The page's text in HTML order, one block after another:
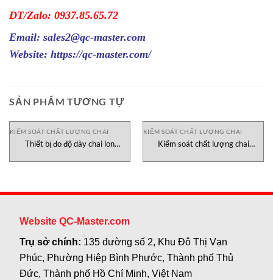
ĐT/Zalo: 0937.85.65.72
Email: sales2@qc-master.com
Website: https://qc-master.com/
SẢN PHẨM TƯƠNG TỰ
KIỂM SOÁT CHẤT LƯỢNG CHAI
Thiết bị đo độ dày chai lon
Nam
KIỂM SOÁT CHẤT LƯỢNG CHAI
Kiểm soát chất lượng chai
Website QC-Master.com
Trụ sở chính: 135 đường số 2, Khu Đô Thị Vạn
Phúc, Phường Hiệp Bình Phước, Thành phố Thủ
Đức, Thành phố Hồ Chí Minh, Việt Nam